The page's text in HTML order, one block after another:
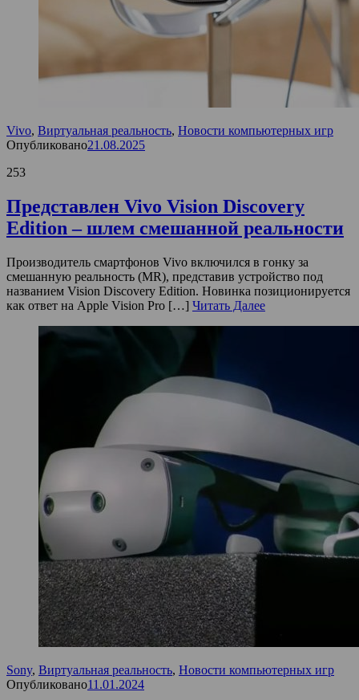
Vivo, Виртуальная реальность, Новости компьютерных игр
Опубликовано21.08.2025
253
Представлен Vivo Vision Discovery
Edition – шлем смешанной реальности
Производитель смартфонов Vivo включился в гонку за
смешанную реальность (MR), представив устройство под
названием Vision Discovery Edition. Новинка позиционируется
как ответ на Apple Vision Pro […] Читать Далее
Sony, Виртуальная реальность, Новости компьютерных игр
Опубликовано11.01.2024